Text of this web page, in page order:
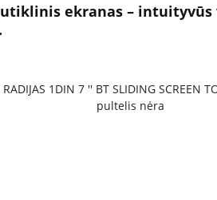
ekranas –